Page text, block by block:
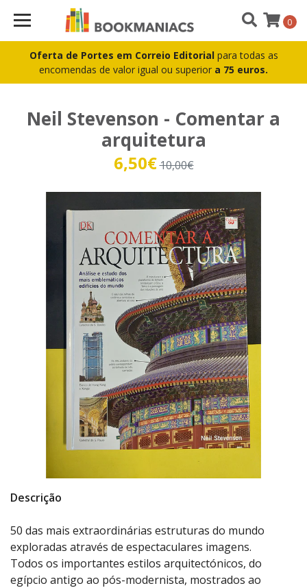
Oferta de Portes em Correio Editorial para todas as
encomendas de valor igual ou superior a 75 euros.
0
Neil Stevenson - Comentar a
arquitetura
6,50€10,00€
Descrição
50 das mais extraordinárias estruturas do mundo
exploradas através de espectaculares imagens.
Todos os importantes estilos arquitectónicos, do
egípcio antigo ao pós-modernista, mostrados ao